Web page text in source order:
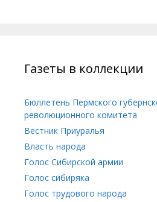
Газеты в коллекции
Бюллетень Пермского
революционного комитета
Вестник Приуралья
Власть народа
Голос Сибирской армии
Голос сибиряка
Голос трудового народа